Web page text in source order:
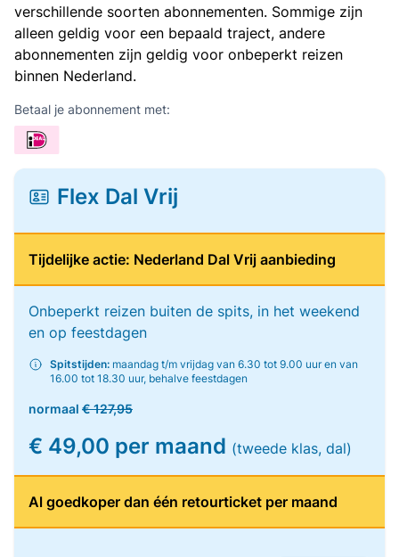
verschillende soorten abonnementen. Sommige zijn
alleen geldig voor een bepaald traject, andere
abonnementen zijn geldig voor onbeperkt reizen
binnen Nederland.
Betaal je abonnement met:
Flex Dal Vrij
Tijdelijke actie: Nederland Dal Vrij aanbieding
Onbeperkt reizen buiten de spits, in het weekend
en op feestdagen
Spitstijden: maandag t/m vrijdag van 6.30 tot 9.00 uur en van
16.00 tot 18.30 uur, behalve feestdagen
normaal € 127,95
€ 49,00 per maand (tweede klas, dal)
Al goedkoper dan één retourticket per maand